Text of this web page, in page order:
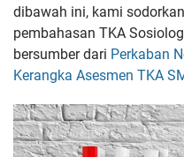
dibawah ini, kami
pembahasan TKA
bersumber dari Perkaban
Kerangka Asesmen TKA